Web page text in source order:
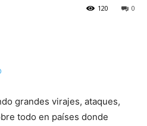
0
120
grandes virajes, ataques,
todo en países donde